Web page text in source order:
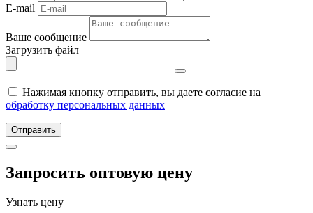
E-mail
Ваше сообщение
Загрузить файл
Нажимая кнопку отправить, вы даете согласие на
обработку персональных данных
Отправить
Запросить оптовую цену
Узнать цену